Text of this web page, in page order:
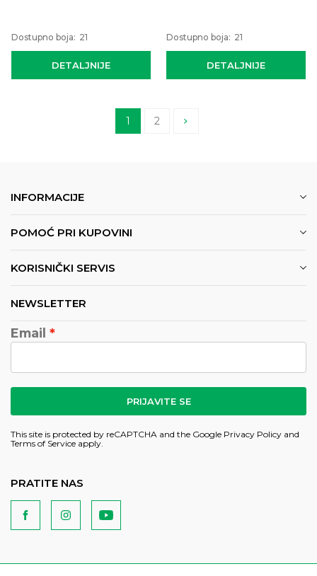
DETALJNIJE
Dostupno boja: 21
DETALJNIJE
Dostupno boja: 21
1 2
INFORMACIJE
POMOĆ PRI KUPOVINI
KORISNIČKI SERVIS
NEWSLETTER
Email
PRIJAVITE SE
This site is protected by reCAPTCHA and the Google Privacy Policy and
Terms of Service apply.
PRATITE NAS